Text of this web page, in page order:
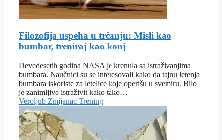
Filozofija uspeha u trčanju: Misli kao
bumbar, treniraj kao konj
Devedesetih godina NASA je krenula sa istraživanjima
bumbara. Naučnici su se interesovali kako da tajnu letenja
bumbara iskoriste za letelice koje operišu u svemiru. Bilo
je zanimljivo istraživit kako tako…
Veroljub Zmijanac Trening